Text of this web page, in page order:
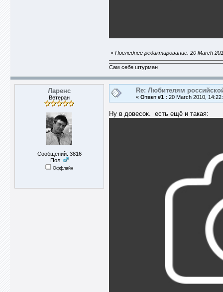
« Последнее редактирование: 20 March
Сам себе штурман
Ларенс
Ветеран
Сообщений: 3816
Пол:
Оффлайн
Re: Любителям
« Ответ #1 : 20 March 2010,
Ну в довесок. есть ещё и такая: